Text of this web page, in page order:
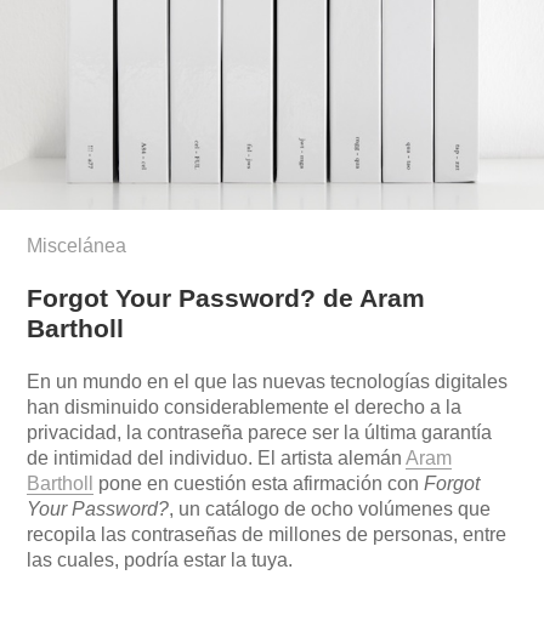
Miscelánea
Forgot Your Password? de Aram
Bartholl
En un mundo en el que las nuevas tecnologías digitales
han disminuido considerablemente el derecho a la
privacidad, la contraseña parece ser la última garantía
de intimidad del individuo. El artista alemánAram
Bartholl
pone en cuestión esta afirmación conForgot
Your Password?, un catálogo de ocho volúmenes que
recopila las contraseñas de millones de personas, entre
las cuales, podría estar la tuya.